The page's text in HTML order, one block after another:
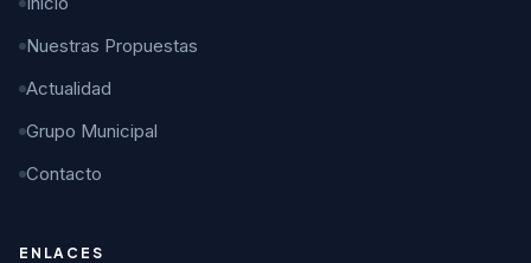
Nuestras Propuestas
Actualidad
Grupo Municipal
Contacto
ENLACES